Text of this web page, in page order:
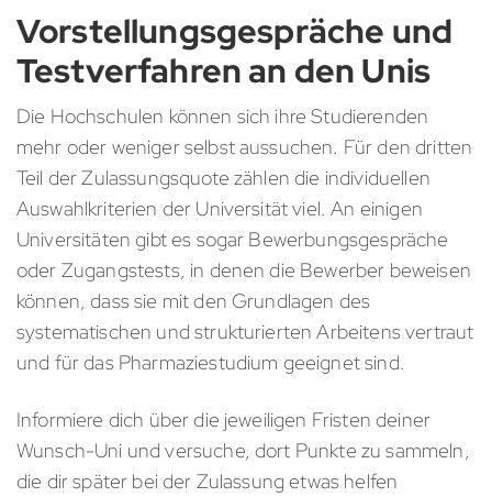
Vorstellungsgespräche und
Testverfahren an den Unis
Die Hochschulen können sich ihre Studierenden
mehr oder weniger selbst aussuchen. Für den dritten
Teil der Zulassungsquote zählen die individuellen
Auswahlkriterien der Universität viel. An einigen
Universitäten gibt es sogar Bewerbungsgespräche
oder Zugangstests, in denen die Bewerber beweisen
können, dass sie mit den Grundlagen des
systematischen und strukturierten Arbeitens vertraut
und für das Pharmaziestudium geeignet sind.
Informiere dich über die jeweiligen Fristen deiner
Wunsch-Uni und versuche, dort Punkte zu sammeln,
die dir später bei der Zulassung etwas helfen